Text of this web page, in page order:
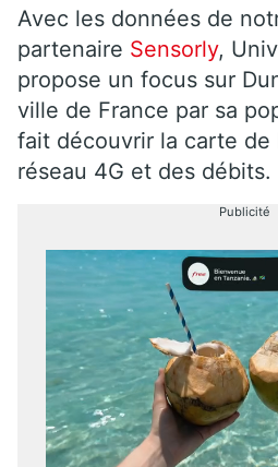
Avec les données de
partenaire Sensorly,
propose un focus sur
ville de France par sa
fait découvrir la carte de
réseau 4G et des débits.
Publicité